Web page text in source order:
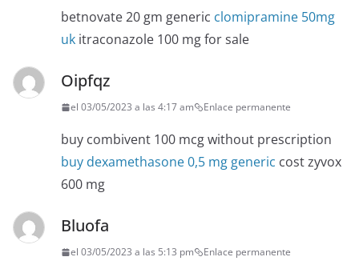
betnovate 20 gm generic clomipramine 50mg
uk itraconazole 100 mg for sale
Oipfqz
el 03/05/2023 a las 4:17 am Enlace permanente
buy combivent 100 mcg without prescription
buy dexamethasone 0,5 mg generic cost zyvox
600 mg
Bluofa
el 03/05/2023 a las 5:13 pm Enlace permanente